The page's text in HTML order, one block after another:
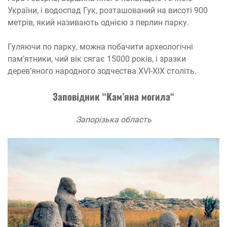
України, і водоспад Гук, розташований на висоті 900
метрів, який називають однією з перлин парку.
Гуляючи по парку, можна побачити археологічні
пам’ятники, чий вік сягає 15000 років, і зразки
дерев’яного народного зодчества XVI-XIX століть.
Заповідник “Кам’яна могила“
Запорізька область